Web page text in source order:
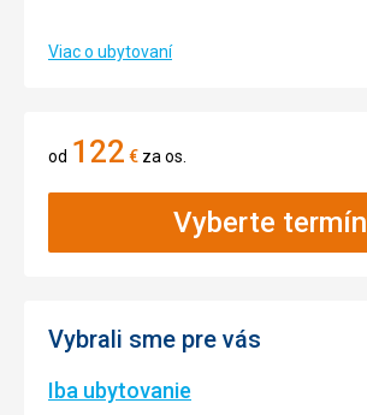
Viac o ubytovaní
od 122 € za os.
Vyberte termín
Vybrali sme pre vás
Iba ubytovanie